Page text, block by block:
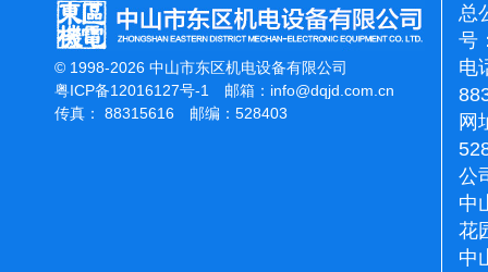
© 1998-2026 中山市东区机电设备有限公司
粤ICP备12016127号-1
邮箱： info@dqjd.com.cn
传真： 88315616 邮编：528403
总
号
电
网
公
中
花
中